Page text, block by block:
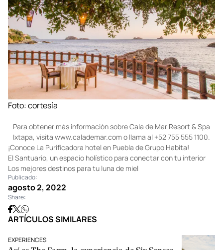
Foto: cortesía
Para obtener más información sobre Cala de Mar Resort & Spa
Ixtapa, visitawww.calademar.com
¡Conoce La Purificadora hotel en Puebla de Grupo Habita!
El Santuario, un espacio holístico para conectar con tu interior
Los mejores destinos para tu luna de miel
Publicado:
agosto 2, 2022
Share: